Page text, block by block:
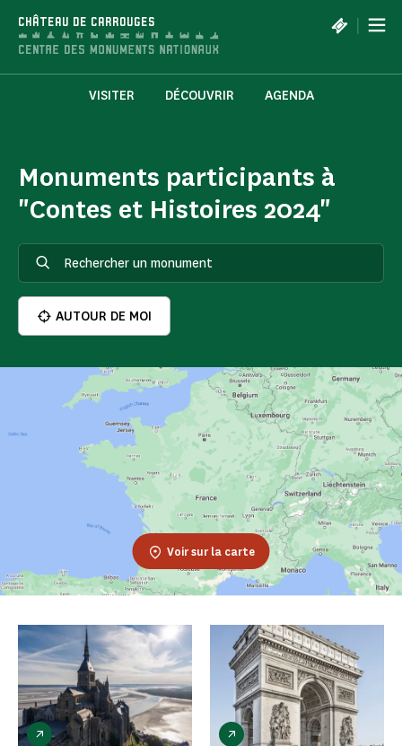
CHÂTEAU DE CARROUGES |
VISITER DÉCOUVRIR AGENDA
Monuments participants à
"Contes et Histoires 2024"
AUTOUR DE MOI
Voir sur la carte